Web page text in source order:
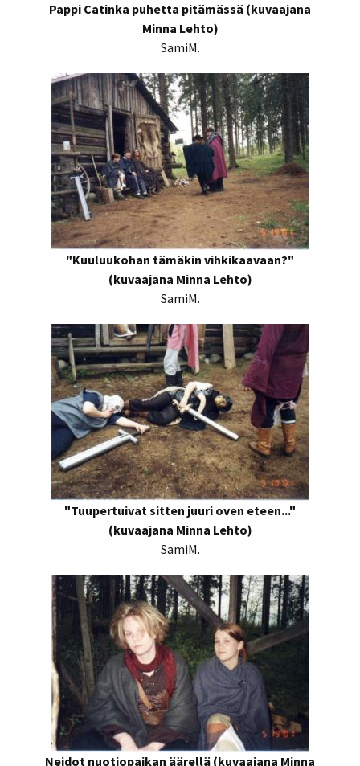
Pappi Catinka puhetta pitämässä (kuvaajana
Minna Lehto)
SamiM.
"Kuuluukohan tämäkin vihkikaavaan?"
(kuvaajana Minna Lehto)
SamiM.
"Tuupertuivat sitten juuri oven eteen..."
(kuvaajana Minna Lehto)
SamiM.
Neidot nuotiopaikan äärellä (kuvaajana Minna